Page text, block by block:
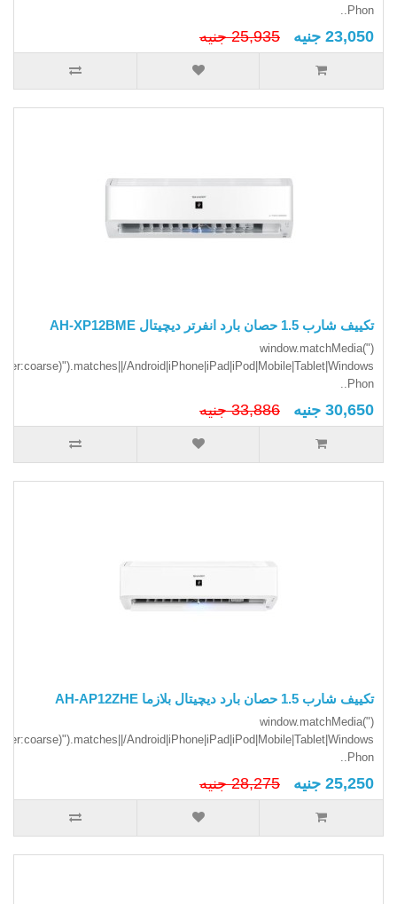
Phon..
23,050 جنيه 25,935 جنيه
تكييف شارب 1.5 حصان بارد انفرتر ديچيتال AH-XP12BME
(window.matchMedia("
Android|iPhone|iPad|iPod|Mobile|Tablet|Windows
Phon..
30,650 جنيه 33,886 جنيه
تكييف شارب 1.5 حصان بارد ديچيتال بلازما AH-AP12ZHE
(window.matchMedia("
Android|iPhone|iPad|iPod|Mobile|Tablet|Windows
Phon..
25,250 جنيه 28,275 جنيه